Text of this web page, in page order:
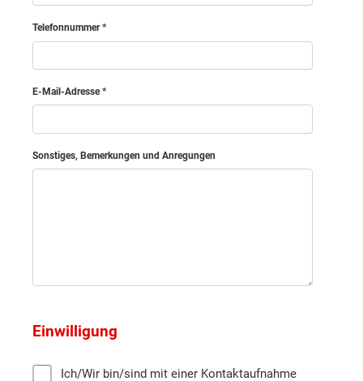
Krems an der Donau (Stadt)
Lilienfeld
Mödling
Telefonnummer
E-Mail-Adresse
Sonstiges, Bemerkungen und Anregungen
Einwilligung